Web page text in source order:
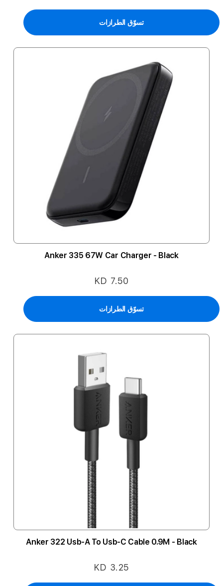
تسوّق الطرازات
Anker 335 67W Car Charger - Black
KD 7.50
تسوّق الطرازات
Anker 322 Usb-A To Usb-C Cable 0.9M - Black
KD 3.25